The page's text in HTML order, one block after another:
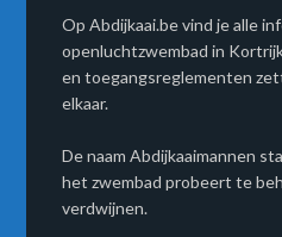
Op Abdijkaai.be vind je alle
openluchtzwembad in
en toegangsreglementen
elkaar.
De naam Abdijkaaimannen
het zwembad probeert te
verdwijnen.